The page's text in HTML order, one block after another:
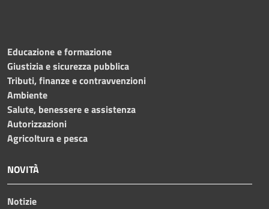
Educazione e formazione
Giustizia e sicurezza pubblica
Tributi, finanze e contravvenzioni
Ambiente
Salute, benessere e assistenza
Autorizzazioni
Agricoltura e pesca
NOVITÀ
Notizie